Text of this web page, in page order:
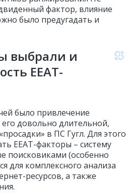
фактор, влияние
было предугадать и
выбрали и
EEAT-
было привлечение
довольно длительной,
в ПС Гугл. Для этого
EEAT-факторы – систему
поисковиками (особенно
для комплексного анализа
ресурсов, а также